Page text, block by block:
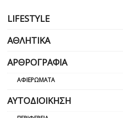
LIFESTYLE
ΑΘΛΗΤΙΚΆ
ΑΡΘΡΟΓΡΑΦΊΑ
ΑΦΙΕΡΏΜΑΤΑ
ΑΥΤΟΔΙΟΊΚΗΣΗ